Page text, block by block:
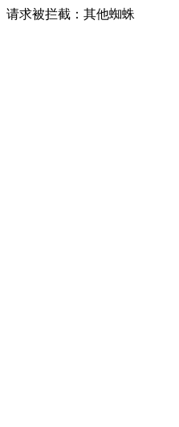
请求被拦截：其他蜘蛛